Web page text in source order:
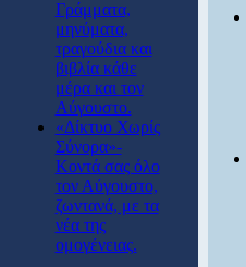
Γράμματα,
μηνύματα,
τραγούδια και
βιβλία κάθε
μέρα και τον
Αύγουστο.
«Δίκτυο Χωρίς
Σύνορα»-
Κοντά σας όλο
τον Αύγουστο,
ζωντανά, με τα
νέα της
ομογένειας.